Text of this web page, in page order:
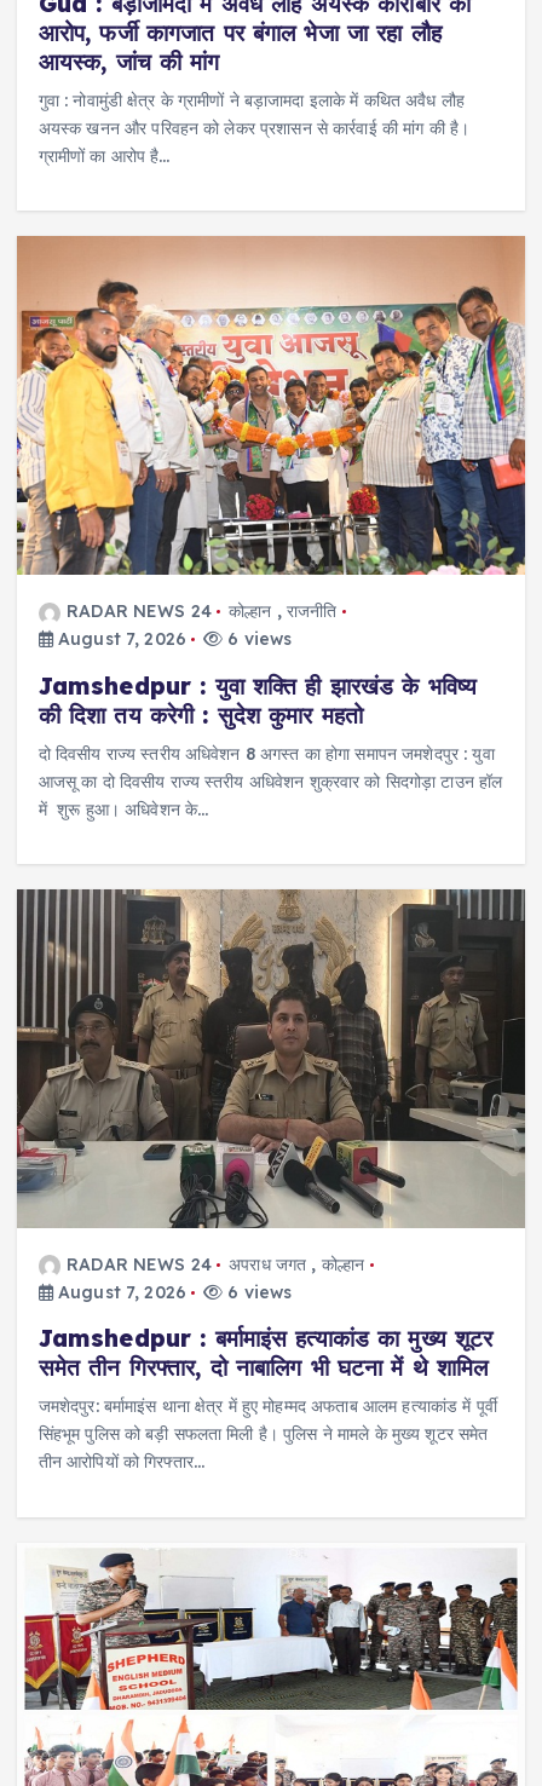
आरोप, फर्जी कागजात पर बंगाल भेजा जा रहा लौह
आयस्क, जांच की मांग
गुवा : नोवामुंडी क्षेत्र के ग्रामीणों ने बड़ाजामदा इलाके में कथित अवैध लौह
अयस्क खनन और परिवहन को लेकर प्रशासन से कार्रवाई की मांग की है।
ग्रामीणों का आरोप है…
RADAR NEWS 24 कोल्हान ,राजनीति
August 7, 2026
6 views
Jamshedpur : युवा शक्ति ही झारखंड के भविष्य
की दिशा तय करेगी : सुदेश कुमार महतो
दो दिवसीय राज्य स्तरीय अधिवेशन 8 अगस्त का होगा समापन जमशेदपुर : युवा
आजसू का दो दिवसीय राज्य स्तरीय अधिवेशन शुक्रवार को सिदगोड़ा टाउन हॉल
में शुरू हुआ। अधिवेशन के…
RADAR NEWS 24 अपराध जगत , कोल्हान
August 7, 2026
6 views
Jamshedpur : बर्मामाइंस हत्याकांड का मुख्य शूटर
समेत तीन गिरफ्तार, दो नाबालिग भी घटना में थे शामिल
जमशेदपुर: बर्मामाइंस थाना क्षेत्र में हुए मोहम्मद अफताब आलम हत्याकांड में पूर्वी
सिंहभूम पुलिस को बड़ी सफलता मिली है। पुलिस ने मामले के मुख्य शूटर समेत
तीन आरोपियों को गिरफ्तार…